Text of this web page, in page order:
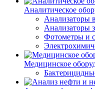
Аналитическое
Анализаторы
Анализаторы
Фотометры и
Медицинское